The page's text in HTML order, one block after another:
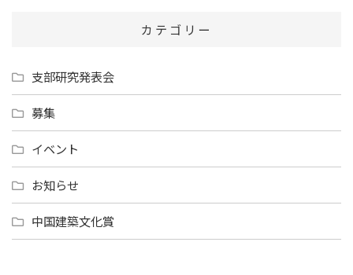
カテゴリー
支部研究発表会
募集
イベント
お知らせ
中国建築文化賞